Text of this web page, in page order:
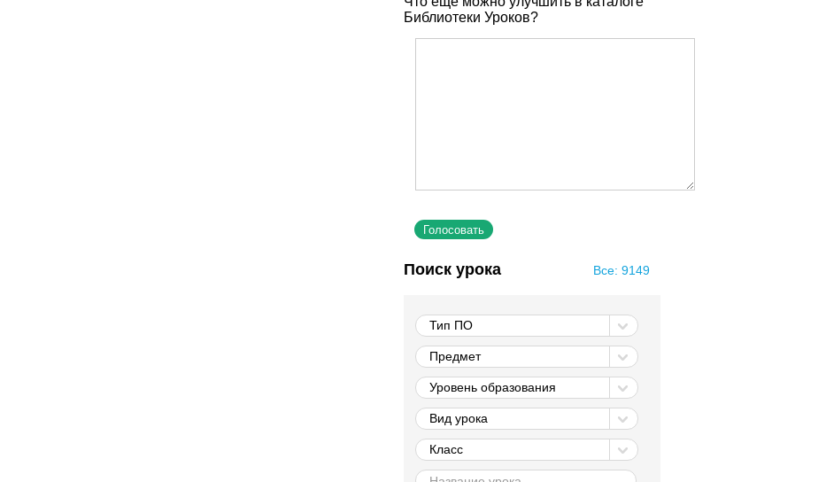
Библиотеки Уроков?
Все: 9149
Поиск урока
Тип ПО
Предмет
Уровень образования
Вид урока
Класс